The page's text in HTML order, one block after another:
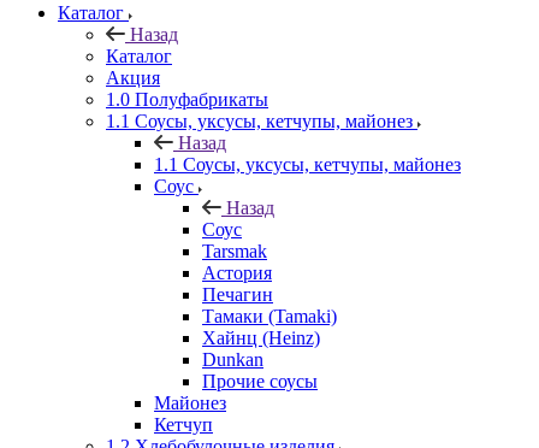
Каталог
Назад
Каталог
Акция
1.0 Полуфабрикаты
1.1 Соусы, уксусы, кетчупы, майонез
Назад
1.1 Соусы, уксусы, кетчупы, майонез
Соус
Назад
Соус
Tarsmak
Астория
Печагин
Тамаки (Tamaki)
Хайнц (Heinz)
Dunkan
Прочие соусы
Майонез
Кетчуп